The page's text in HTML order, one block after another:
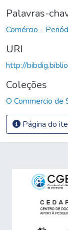
Palavras-
Comércio -
URI
http://
Coleções
O Commercio de
Página do